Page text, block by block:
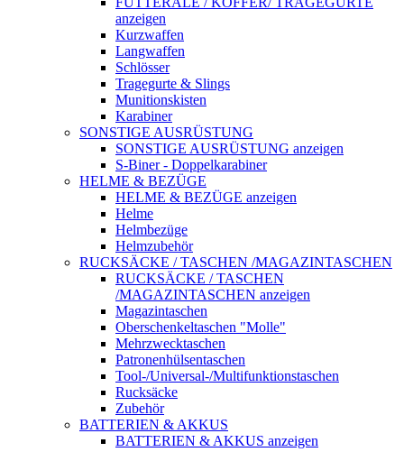
anzeigen
Kurzwaffen
Langwaffen
Schlösser
Tragegurte & Slings
Munitionskisten
Karabiner
SONSTIGE AUSRÜSTUNG
SONSTIGE AUSRÜSTUNG anzeigen
S-Biner - Doppelkarabiner
HELME & BEZÜGE
HELME & BEZÜGE anzeigen
Helme
Helmbezüge
Helmzubehör
RUCKSÄCKE / TASCHEN /MAGAZINTASCHEN
RUCKSÄCKE / TASCHEN
/MAGAZINTASCHEN anzeigen
Magazintaschen
Oberschenkeltaschen "Molle"
Mehrzwecktaschen
Patronenhülsentaschen
Tool-/Universal-/Multifunktionstaschen
Rucksäcke
Zubehör
BATTERIEN & AKKUS
BATTERIEN & AKKUS anzeigen